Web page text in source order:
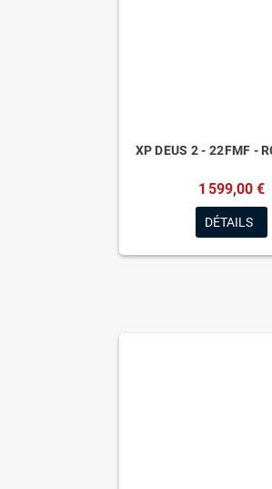
XP DEUS 2 - 22FMF -
1 599,00 €
DÉTAILS